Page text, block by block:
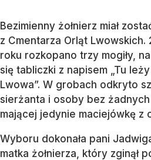
Bezimienny żołnierz miał
z Cmentarza Orląt Lwowskich.
roku rozkopano trzy mogiły,
się tabliczki z napisem „Tu
Lwowa”. W grobach odkryto
sierżanta i osoby bez
mającej jedynie maciejówkę z
Wyboru dokonała pani
matka żołnierza, który zginął